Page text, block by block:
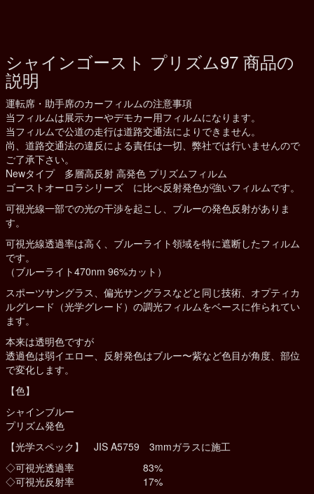
シャインゴースト プリズム97 商品の
説明
運転席・助手席のカーフィルムの注意事項
当フィルムは展示カーやデモカー用フィルムになります。
当フィルムで公道の走行は道路交通法によりできません。
尚、道路交通法の違反による責任は一切、弊社では行いませんので
ご了承下さい。
Newタイプ 多層高反射 高発色 プリズムフィルム
ゴーストオーロラシリーズ に比べ反射発色が強いフィルムです。
可視光線一部での光の干渉を起こし、ブルーの発色反射がありま
す。
可視光線透過率は高く、ブルーライト領域を特に遮断したフィルム
です。
（ブルーライト470nm 96%カット）
スポーツサングラス、偏光サングラスなどと同じ技術、オプティカ
ルグレード（光学グレード）の調光フィルムをベースに作られてい
ます。
本来は透明色ですが
透過色は弱イエロー、反射発色はブルー〜紫など色目が角度、部位
で変化します。
【色】
シャインブルー
プリズム発色
【光学スペック】 JIS A5759 3mmガラスに施工
◇可視光透過率 83%
◇可視光反射率 17%